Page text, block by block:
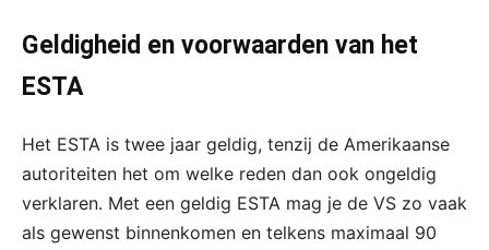
Geldigheid en voorwaarden van het
ESTA
Het ESTA is twee jaar geldig, tenzij de Amerikaanse
autoriteiten het om welke reden dan ook ongeldig
verklaren. Met een geldig ESTA mag je de VS zo vaak
als gewenst binnenkomen en telkens maximaal 90